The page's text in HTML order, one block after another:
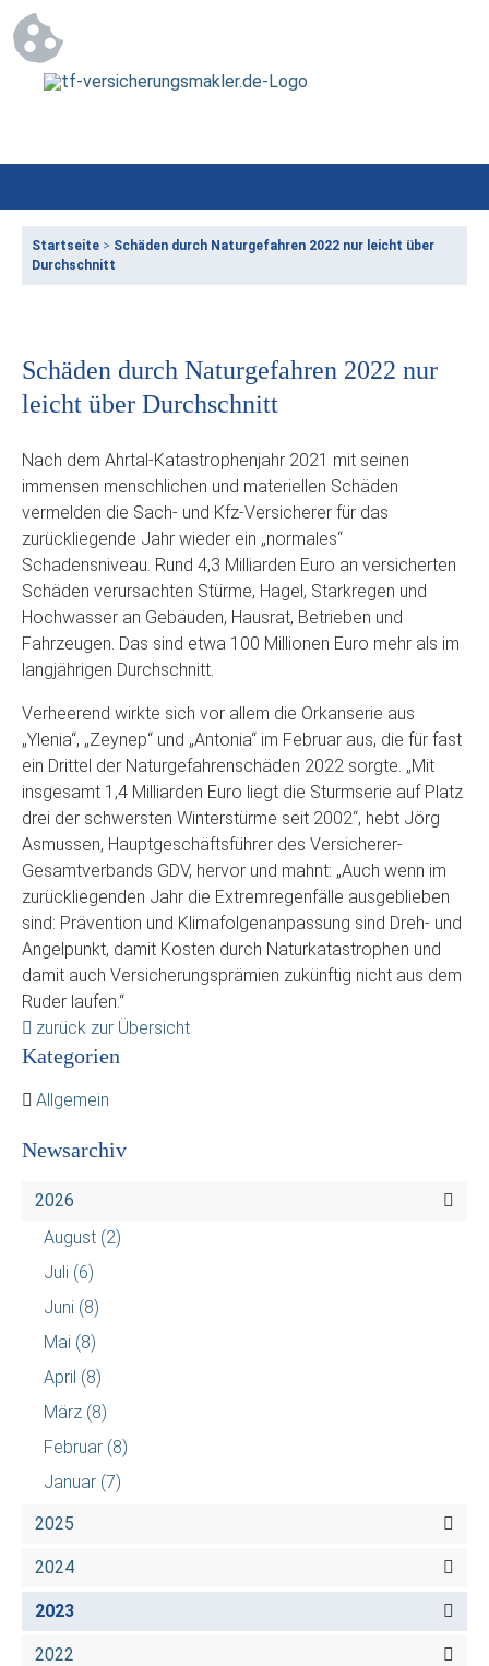
Startseite > Schäden durch Naturgefahren 2022 nur leicht über
Durchschnitt
Schäden durch Naturgefahren 2022 nur
leicht über Durchschnitt
Nach dem Ahrtal-Katastrophenjahr 2021 mit seinen
immensen menschlichen und materiellen Schäden
vermelden die Sach- und Kfz-Versicherer für das
zurückliegende Jahr wieder ein „normales“
Schadensniveau. Rund 4,3 Milliarden Euro an versicherten
Schäden verursachten Stürme, Hagel, Starkregen und
Hochwasser an Gebäuden, Hausrat, Betrieben und
Fahrzeugen. Das sind etwa 100 Millionen Euro mehr als im
langjährigen Durchschnitt.
Verheerend wirkte sich vor allem die Orkanserie aus
„Ylenia“, „Zeynep“ und „Antonia“ im Februar aus, die für fast
ein Drittel der Naturgefahrenschäden 2022 sorgte. „Mit
insgesamt 1,4 Milliarden Euro liegt die Sturmserie auf Platz
drei der schwersten Winterstürme seit 2002“, hebt Jörg
Asmussen, Hauptgeschäftsführer des Versicherer-
Gesamtverbands GDV, hervor und mahnt: „Auch wenn im
zurückliegenden Jahr die Extremregenfälle ausgeblieben
sind: Prävention und Klimafolgenanpassung sind Dreh- und
Angelpunkt, damit Kosten durch Naturkatastrophen und
damit auch Versicherungsprämien zukünftig nicht aus dem
Ruder laufen.“
zurück zur Übersicht
Kategorien
Allgemein
Newsarchiv
2026
August (2)
Juli (6)
Juni (8)
Mai (8)
April (8)
März (8)
Februar (8)
Januar (7)
2025
2024
2023
2022